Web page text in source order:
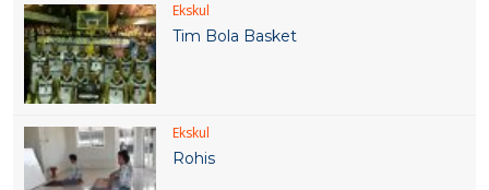
Ekskul
Tim Bola Basket
Ekskul
Rohis